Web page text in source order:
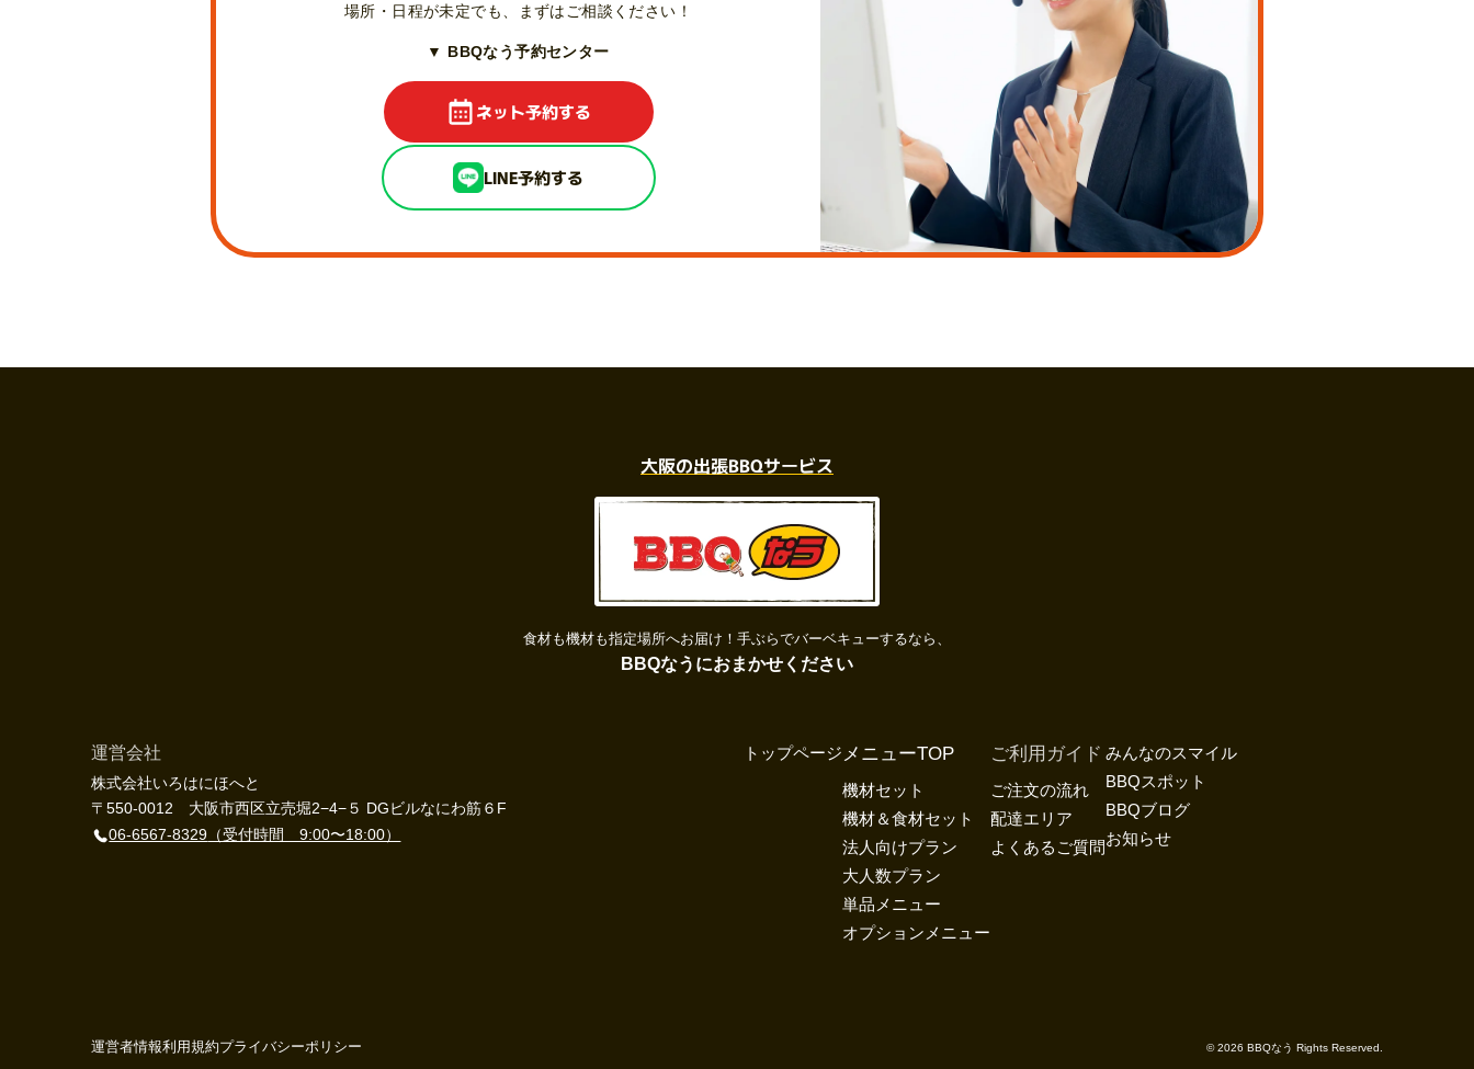
場所・日程が未定でも、
まずはご相談ください！
▼ BBQなう予約センター
ネット予約する
LINE予約する
大阪の出張BBQサービス
食材も機材も指定場所へお届け！ 手ぶらでバーベキューするなら、
BBQなうにおまかせください
運営会社
株式会社いろはにほへと
〒550-0012 大阪市西区立売堀2−4−５ DGビルなにわ筋６F
06-6567-8329 （受付時間 9:00〜18:00）
トップページメニューTOP
機材セット
機材＆食材セット
法人向けプラン
大人数プラン
単品メニュー
オプションメニュー
ご利用ガイド
ご注文の流れ
配達エリア
よくあるご質問
みんなのスマイル
BBQスポット
BBQブログ
お知らせ
運営者情報利用規約プライバシーポリシー ©︎ 2026 BBQなう Rights Reserved.